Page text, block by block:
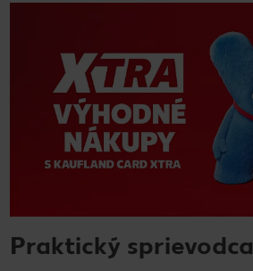
Praktický sprievodca